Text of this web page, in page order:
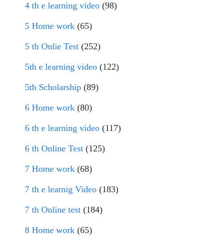
4 th e learning video (98)
5 Home work (65)
5 th Onlie Test (252)
5th e learning video (122)
5th Scholarship (89)
6 Home work (80)
6 th e learning video (117)
6 th Online Test (125)
7 Home work (68)
7 th e learnig Video (183)
7 th Online test (184)
8 Home work (65)